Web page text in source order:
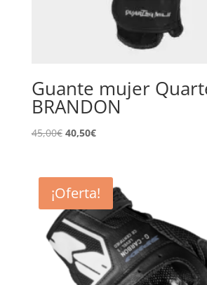
Guante mujer
BRANDON
45,00€ El
era:
45,00€.
40,50€El
es:
40,50€.
¡Oferta!